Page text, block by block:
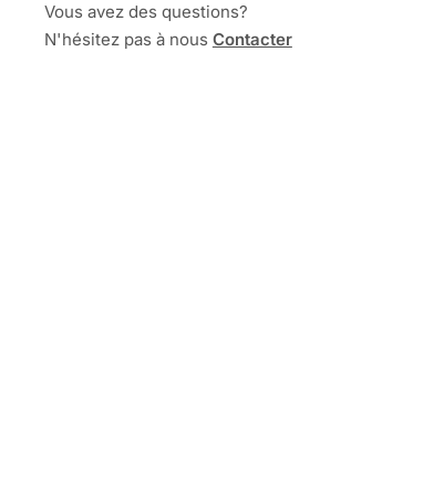
Vous avez des questions?
N'hésitez pas à nous Contacter